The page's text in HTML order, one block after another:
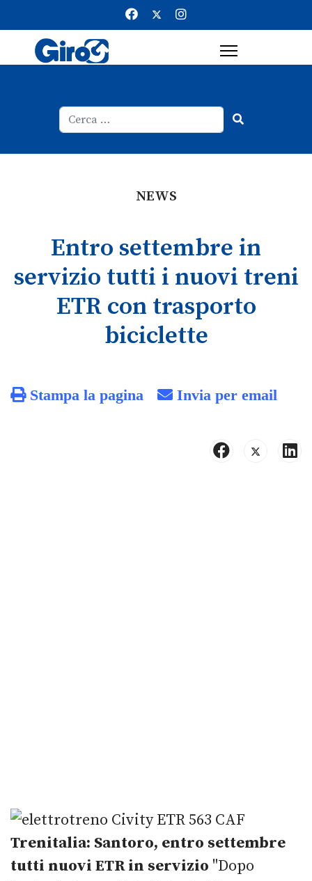
NEWS
Entro settembre in
servizio tutti i nuovi treni
ETR con trasporto
biciclette
Stampa la pagina Invia per email
Trenitalia: Santoro, entro settembre
tutti nuovi ETR in servizio "Dopo